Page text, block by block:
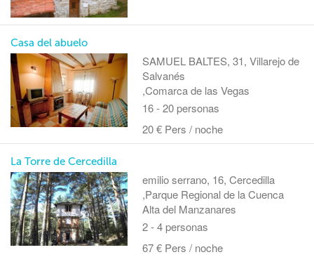
Casa del abuelo
SAMUEL BALTES, 31, Villarejo de
Salvanés
,Comarca de las Vegas
16 - 20 personas
20 € Pers / noche
La Torre de Cercedilla
emilio serrano, 16, Cercedilla
,Parque Regional de la Cuenca
Alta del Manzanares
2 - 4 personas
67 € Pers / noche